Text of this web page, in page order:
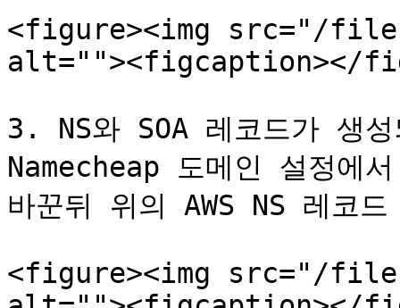
<figure><img src="/files/
alt=""><figcaption></
3. NS와 SOA 레코드가 생
Namecheap 도메인 설정에
바꾼뒤 위의 AWS NS 레코
<figure><img src="/